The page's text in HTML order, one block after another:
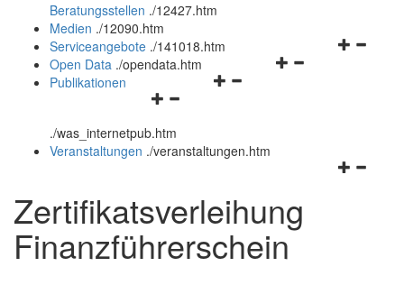
und
schließen
Beratungsstellen ./12427.htm
Medien ./12090.htm
Navigationsmenü
Serviceangebote ./141018.htm
Navigationsmenü
Open Data ./opendata.htm
Navigationsmenü
und
schließen
Publikationen
./was_internetpub.htm
Veranstaltungen ./veranstaltungen.htm
Zertifikatsverleihung
Finanzführerschein